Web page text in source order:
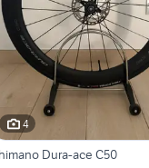
4
Dura-ace C50